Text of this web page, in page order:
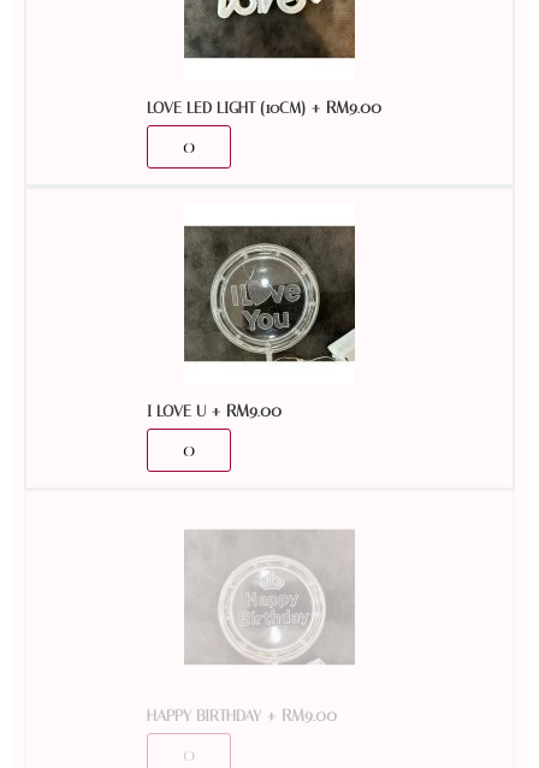
LOVE LED LIGHT (10CM) + RM9.00
I LOVE U + RM9.00
HAPPY BIRTHDAY + RM9.00